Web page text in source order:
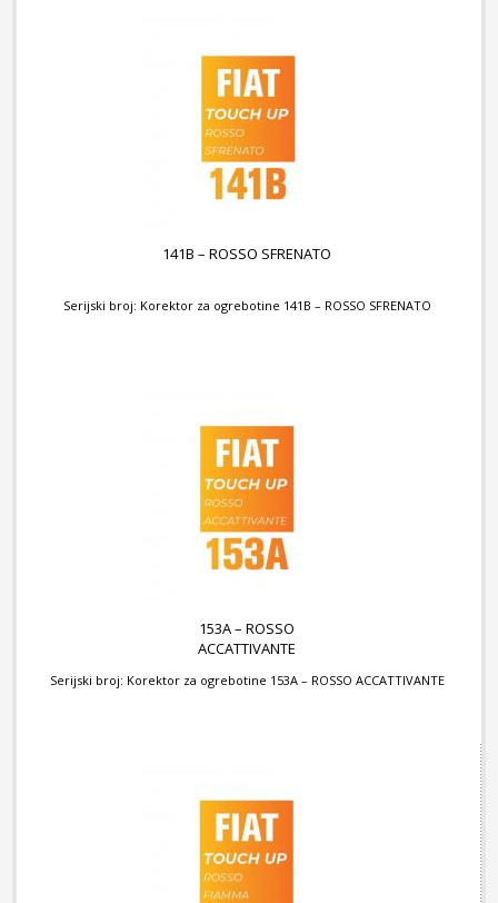
141B – ROSSO SFRENATO
Serijski broj: Korektor za ogrebotine 141B – ROSSO SFRENATO
153A – ROSSO
ACCATTIVANTE
Serijski broj: Korektor za ogrebotine 153A – ROSSO ACCATTIVANTE